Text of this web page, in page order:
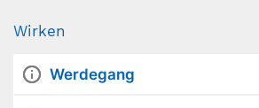
Wirken
Werdegang